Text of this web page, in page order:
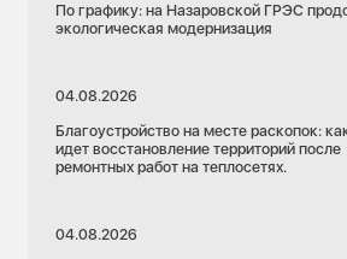
По графику: на Назаровской ГРЭС
экологическая модернизация
04.08.2026
Благоустройство на месте раскопок:
идет восстановление территорий после
ремонтных работ на теплосетях.
04.08.2026